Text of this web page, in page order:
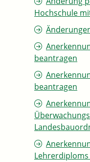
Hochschule
beantragen
beantragen